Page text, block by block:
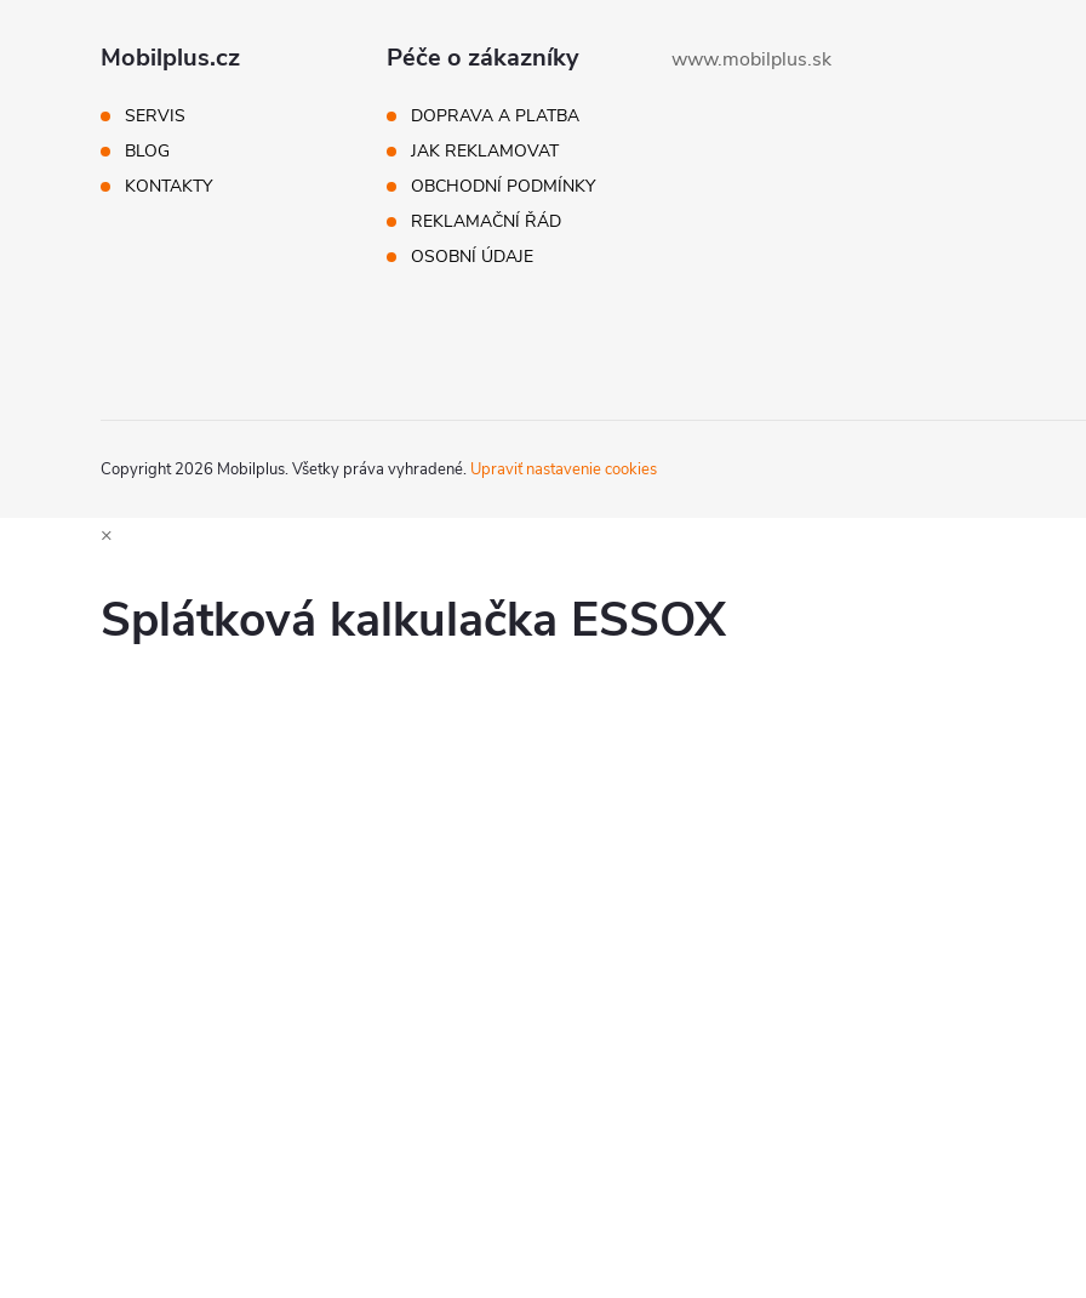
Mobilplus.cz
SERVIS
BLOG
KONTAKTY
Péče o zákazníky
DOPRAVA A PLATBA
JAK REKLAMOVAT
OBCHODNÍ PODMÍNKY
REKLAMAČNÍ ŘÁD
OSOBNÍ ÚDAJE
www.mobilplus.sk
Copyright 2026 Mobilplus. Všetky práva vyhradené. Upraviť nastavenie cookies
×
Splátková kalkulačka ESSOX